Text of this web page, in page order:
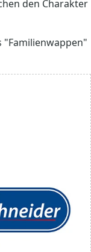
den Charakter
"Familienwappen"